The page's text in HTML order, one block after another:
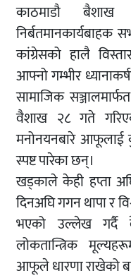
काठमाडौ
निर्बतमानकार्यबाहक
कांग्रेसको हालै
आफ्नो गम्भीर
सामाजिक
वैशाख २८ गते
मनोनयनबारे आफूलाई
स्पष्ट पारेका छन्।
खड्काले केही हप्ता
दिनअघि गगन थापा र
भएको उल्लेख गर्दै
लोकतान्त्रिक
आफूले धारणा राखेको